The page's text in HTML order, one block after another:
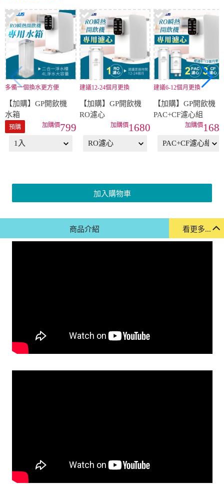
多備一個換水更方便
【加購】GP開飲機
水箱
預購 799
建議12-24個月更換
【加購】GP開飲機
RO濾心
1680
建議6-12個月更換
【加購】GP開飲機
PAC+CF濾心組
加入購物車
看更多...
商品介紹